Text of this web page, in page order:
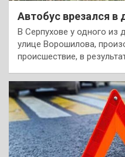
Автобус врезался в
В Серпухове у одного из
улице Ворошилова,
происшествие, в